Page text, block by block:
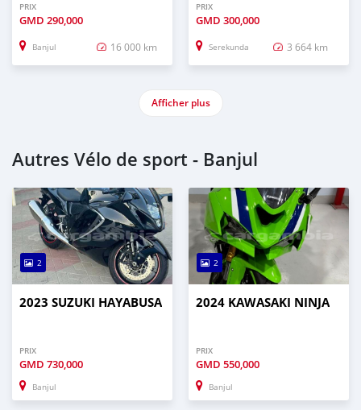
PRIX
GMD 290,000
Banjul 16 000 km
PRIX
GMD 300,000
Serekunda 3 664 km
Afficher plus
Autres Vélo de sport - Banjul
2
2023 SUZUKI HAYABUSA
PRIX
GMD 730,000
Banjul
2
2024 KAWASAKI NINJA
PRIX
GMD 550,000
Banjul